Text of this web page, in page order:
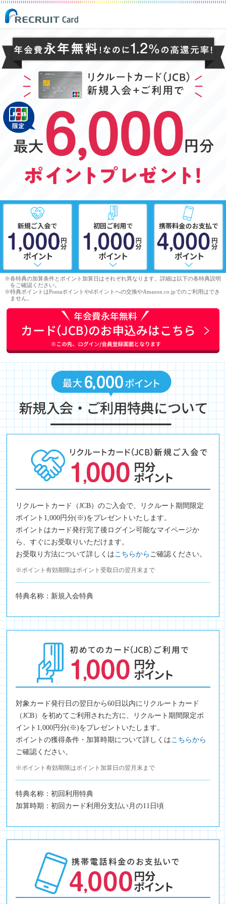
※各特典の加算条件とポイント加算日はそれぞれ異なります。詳細は以下の各特典説明
をご確認ください。
※特典ポイントはPontaポイントやdポイントへの交換やAmazon.co.jpでのご利用はでき
ません。
リクルートカード（JCB）のご入会で、リクルート期間限定
ポイント1,000円分(※)をプレゼントいたします。
ポイントはカード発行完了後ログイン可能なマイページか
ら、すぐにお受取りいただけます。
お受取り方法について詳しくはこちらから ご確認ください。
※ポイント有効期限はポイント受取日の翌月末まで
特典名称：新規入会特典
対象カード発行日の翌日から60日以内にリクルートカード
（JCB）を初めてご利用された方に、リクルート期間限定ポ
イント1,000円分(※)をプレゼントいたします。
ポイントの獲得条件・加算時期について詳しくは こちらから
ご確認ください。
※ポイント有効期限はポイント加算日の翌月末まで
特典名称：初回利用特典
加算時期：初回カード利用分支払い月の11日頃